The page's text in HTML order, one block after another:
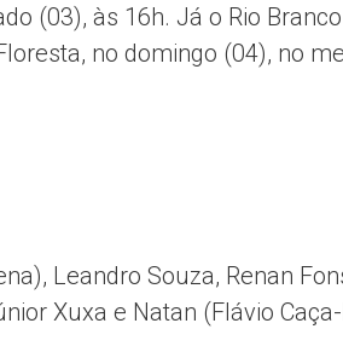
(03), às 16h. Já o Rio
no domingo (04), no
Leandro Souza, Renan
Xuxa e Natan (Flávio